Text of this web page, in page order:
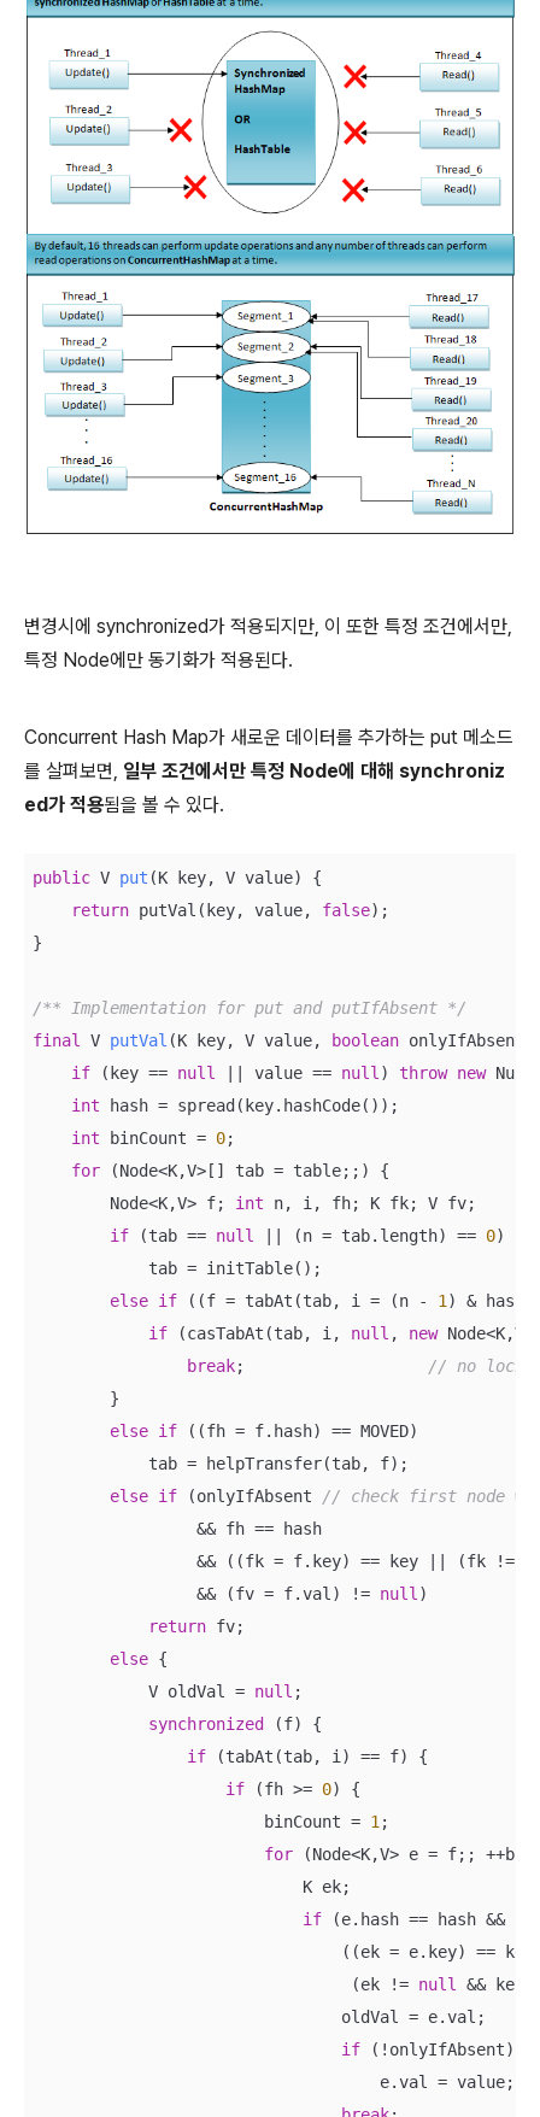
변경시에 synchronized가 적용되지만, 이 또한 특정 조건에서만,
특정 Node에만 동기화가 적용된다.
Concurrent Hash Map가 새로운 데이터를 추가하는 put 메소드
를 살펴보면, 일부 조건에서만 특정 Node에 대해 synchroniz
ed가 적용됨을 볼 수 있다.
public V put (K key, V value)
{
return putVal(key, value, false);
}
/** Implementation for put and putIfAbsent */
final
V putVal (K key, V value, boolean onlyIfAbsent)
if (key == null || value == null ) throw new
int hash = spread(key.hashCode());
int binCount = 0;
for (Node<K,V>[] tab = table;;) {
        Node<K,V> f;
int n, i, fh; K fk; V fv;
if (tab == null || (n = tab.length) == 0)
            tab = initTable();
else if ((f = tabAt(tab, i = (n - 1 ) &
if (casTabAt(tab, i, null , new
break;
// no lock
        }
else if ((fh = f.hash) == MOVED)
            tab = helpTransfer(tab, f);
else if (onlyIfAbsent
// check first node
                 && fh == hash
                 && ((fk = f.key) == key || (fk !=
                 && (fv = f.val) !=
null )
return fv;
else {
            V oldVal =
null ;
synchronized
(f) {
if (tabAt(tab, i) == f) {
if (fh >= 0) {
                        binCount =
1 ;
for (Node<K,V> e = f;;
                            K ek;
if (e.hash == hash &&
((ek = e.key) == key
                                 (ek !=
null
&&
                                oldVal = e.val;
if (!onlyIfAbsent)
                                    e.val = value;